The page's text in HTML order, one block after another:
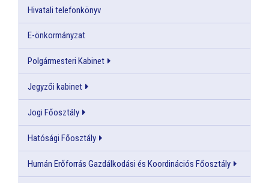
Hivatali telefonkönyv
E-önkormányzat
Polgármesteri Kabinet
Jegyzői kabinet
Jogi Főosztály
Hatósági Főosztály
Humán Erőforrás Gazdálkodási és Koordinációs Főosztály